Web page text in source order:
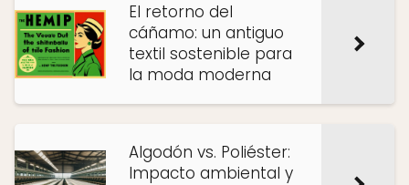
El retorno del
cáñamo: un antiguo
textil sostenible para
la moda moderna
Algodón vs. Poliéster:
Impacto ambiental y